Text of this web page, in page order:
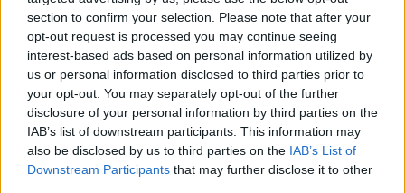
section to confirm your selection. Please note that after your
opt-out request is processed you may continue seeing
interest-based ads based on personal information utilized by
us or personal information disclosed to third parties prior to
your opt-out. You may separately opt-out of the further
disclosure of your personal information by third parties on the
IAB’s list of downstream participants. This information may
also be disclosed by us to third parties on the IAB’s List of
Downstream Participants that may further disclose it to other
- viena bendrystės istorija